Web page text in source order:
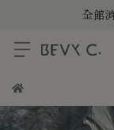
全館